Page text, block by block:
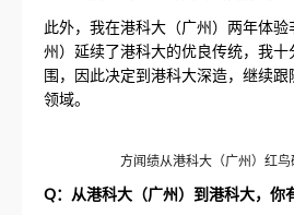
此外，我在港科大（广州）两年体
州）延续了港科大的优良传统，我
围，因此决定到港科大深造，继续
领域。
方闻绩从港科大（广州）红鸟
Q：从港科大（广州）到港科大，你